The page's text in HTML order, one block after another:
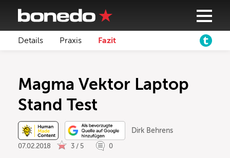
Details Praxis Fazit
Magma Vektor Laptop
Stand Test
Dirk Behrens
07.02.2018 3 / 5 0